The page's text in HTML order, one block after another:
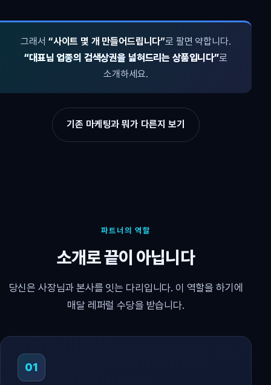
그래서 “사이트 몇 개 만들어드립니다”로 팔면 약합니다.
“대표님 업종의 검색상권을 넓혀드리는 상품입니다”로
소개하세요.
기존 마케팅과 뭐가 다른지 보기
파트너의 역할
소개로 끝이 아닙니다
당신은 사장님과 본사를 잇는 다리입니다. 이 역할을 하기에
매달 레퍼럴 수당을 받습니다.
01